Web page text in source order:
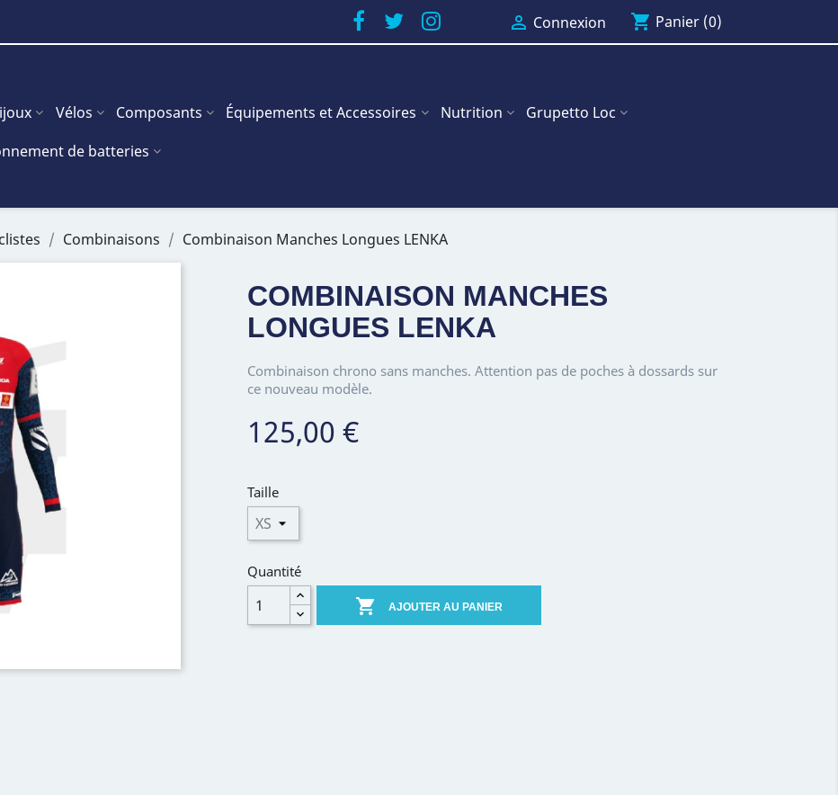
 Connexion shopping_cart Panier (0)
Vélos Composants Équipements et Accessoires Nutrition
Grupetto Loc
de batteries
Combinaisons Combinaison Manches Longues LENKA
COMBINAISON MANCHES
LONGUES LENKA
Combinaison chrono sans manches. Attention pas de poches à dossards sur
ce nouveau modèle.
125,00 €
Taille
Quantité
 AJOUTER AU PANIER